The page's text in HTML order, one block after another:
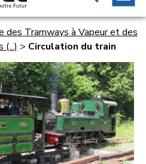
des Tramways à Vapeur et des
(...) > Circulation du train